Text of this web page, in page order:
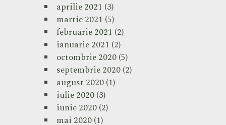
aprilie 2021 (3)
martie 2021 (5)
februarie 2021 (2)
ianuarie 2021 (2)
octombrie 2020(5)
septembrie 2020(2)
august 2020(1)
iulie 2020(3)
iunie 2020(2)
mai 2020(1)